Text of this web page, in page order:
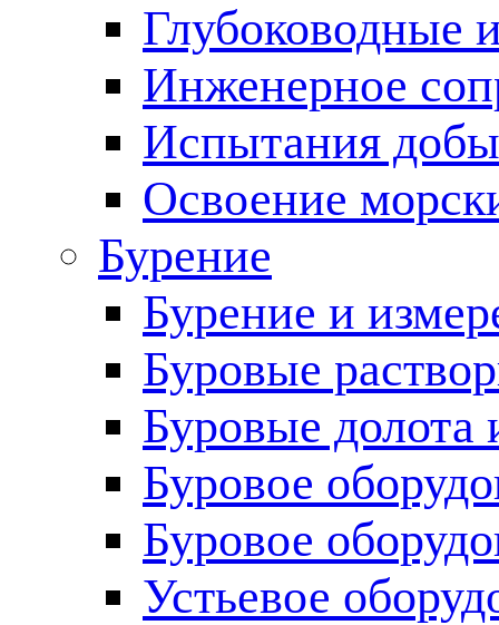
Глубоководные
Инженерное
Испытания
Освоение
Бурение
Бурение и
Буровые
Буровые долота
Буровое
Буровое
Устьевое